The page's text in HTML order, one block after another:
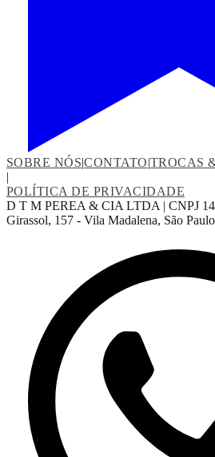
SOBRE NÓS|CONTATO|TROCAS
|
POLÍTICA DE PRIVACIDADE
D T M PEREA & CIA LTDA | CNPJ
Girassol, 157 - Vila Madalena, São